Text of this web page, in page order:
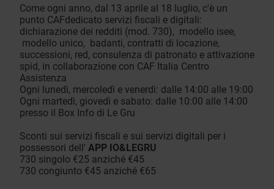
Come ogni anno, dal 13 aprile al 18 luglio, c'è un
punto CAFdedicato servizi fiscali e digitali:
dichiarazione dei redditi (mod. 730), modello isee,
modello unico, badanti, contratti di locazione,
successioni, red, consulenza di patronato e attivazione
spid, in collaborazione con CAF Italia Centro
Assistenza
Ogni lunedì, mercoledì e venerdì: dalle 14:00 alle 19:00
Ogni martedì, giovedì e sabato: dalle 10:00 alle 14:00
presso il Box Info di Le Gru
Sconti sui servizi fiscali e sui servizi digitali per i
possessori dell' APP IO&LEGRU
730 singolo €25 anziché €45
730 congiunto €45 anziché €65